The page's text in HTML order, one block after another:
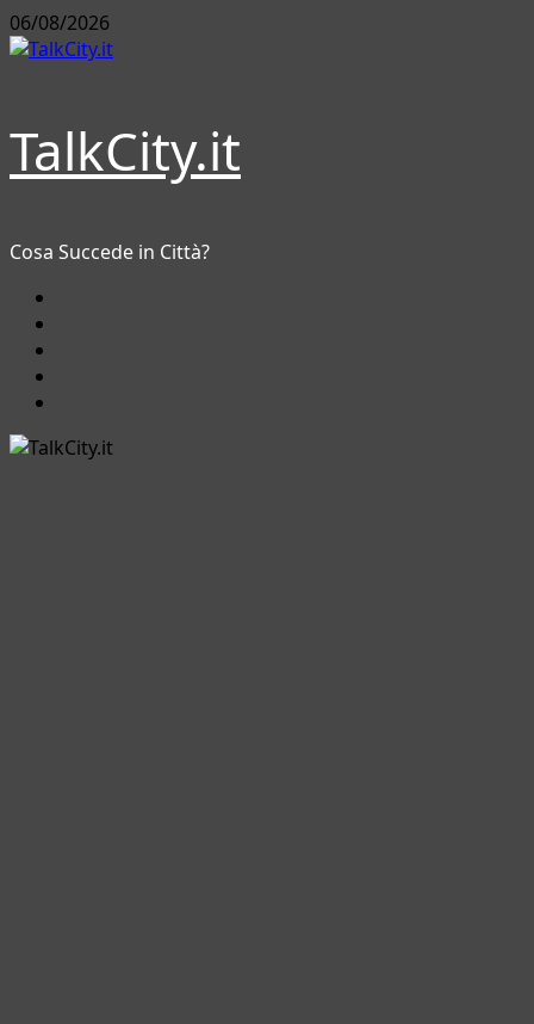
Vai
al
06/08/2026
TalkCity.it
Cosa Succede in Città?